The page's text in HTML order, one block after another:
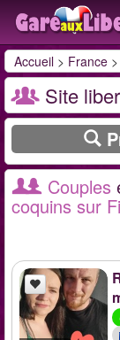
Accueil > France >
Site
Couples
coquins sur